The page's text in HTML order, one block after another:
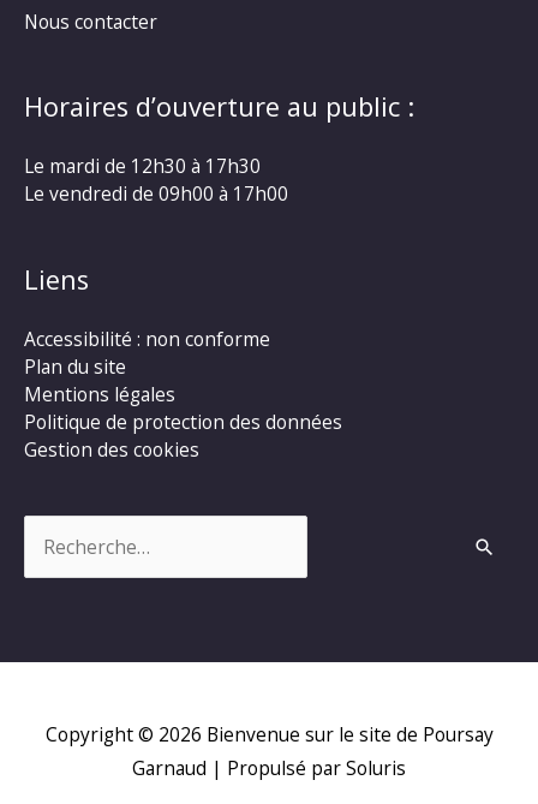
Nous contacter
Horaires d’ouverture au public :
Le mardi de 12h30 à 17h30
Le vendredi de 09h00 à 17h00
Liens
Accessibilité : non conforme
Plan du site
Mentions légales
Politique de protection des données
Gestion des cookies
Copyright © 2026 Bienvenue sur le site de Poursay
Garnaud | Propulsé par Soluris